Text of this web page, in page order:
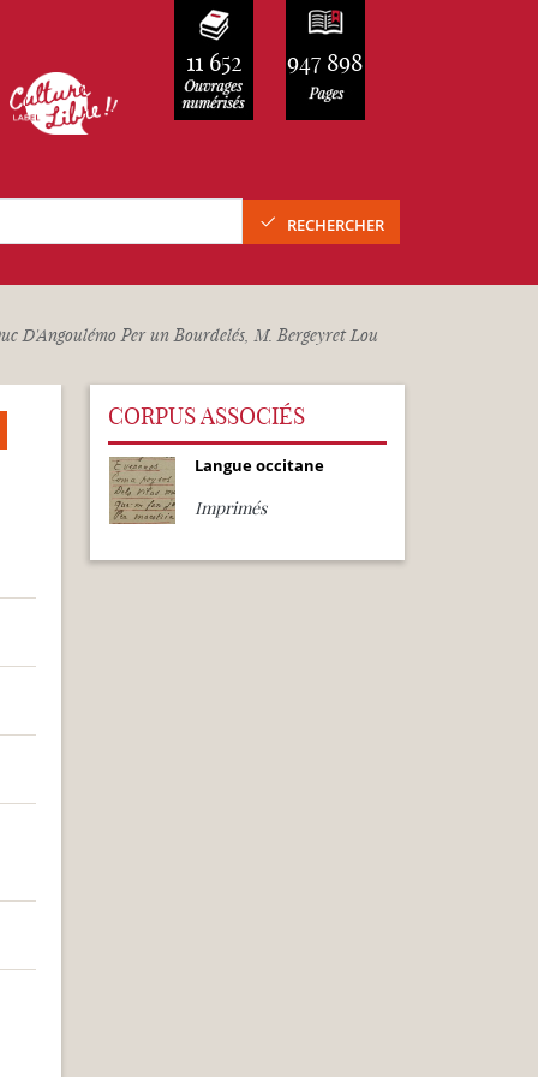
11 652 947 898
RECHERCHER
D'Angoulémo Per un Bourdelés, M. Bergeyret Lou
CORPUS ASSOCIÉS
Langue occitane
Imprimés